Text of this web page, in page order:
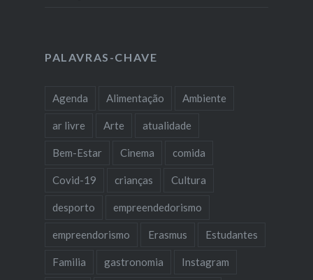
PALAVRAS-CHAVE
Agenda Alimentação Ambiente
ar livre Arte atualidade
Bem-Estar Cinema comida
Covid-19 crianças Cultura
desporto empreendedorismo
empreendorismo Erasmus Estudantes
Familia gastronomia Instagram